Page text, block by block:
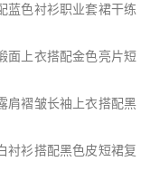
蓝色衬衫职业套裙干练
面上衣搭配金色亮片短
肩褶皱长袖上衣搭配黑
衬衫搭配黑色皮短裙复